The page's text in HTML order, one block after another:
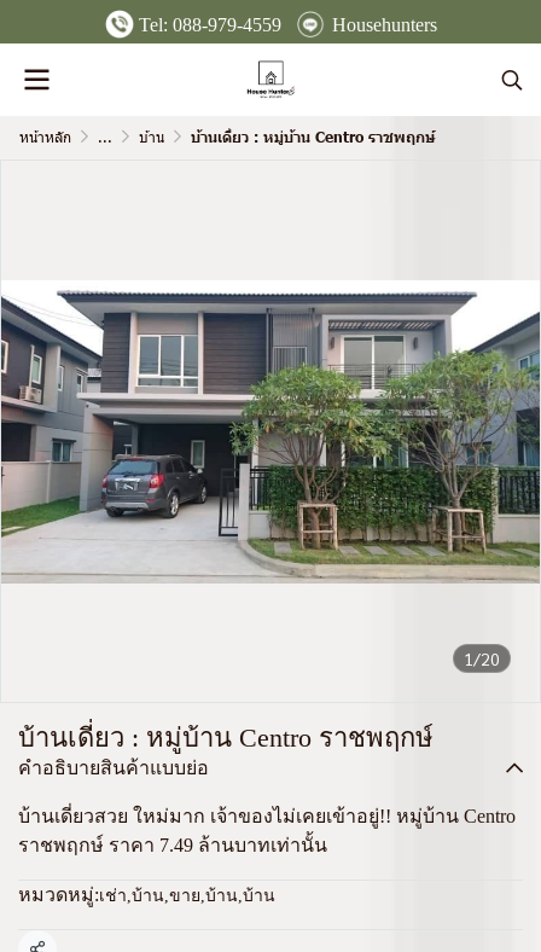
Tel: 088-979-4559 Househunters
หน้าหลัก ... บ้าน บ้านเดี่ยว : หมู่บ้าน Centro ราชพฤกษ์
1/20
บ้านเดี่ยว : หมู่บ้าน Centro ราชพฤกษ์
คำอธิบายสินค้าแบบย่อ
บ้านเดี่ยวสวย ใหม่มาก เจ้าของไม่เคยเข้าอยู่!! หมู่บ้าน Centro
ราชพฤกษ์ ราคา 7.49 ล้านบาทเท่านั้น
หมวดหมู่:เช่า,บ้าน,ขาย,บ้าน,บ้าน